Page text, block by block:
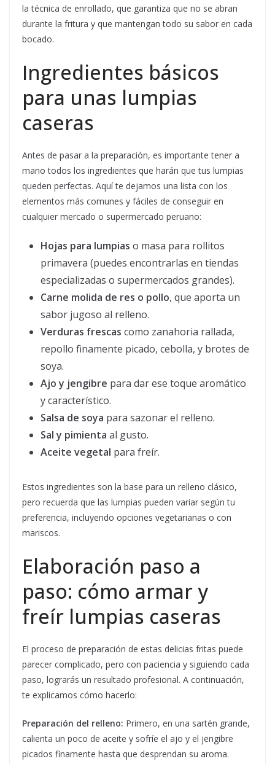
la técnica de enrollado, que garantiza que no se abran
durante la fritura y que mantengan todo su sabor en cada
bocado.
Ingredientes básicos
para unas lumpias
caseras
Antes de pasar a la preparación, es importante tener a
mano todos los ingredientes que harán que tus lumpias
queden perfectas. Aquí te dejamos una lista con los
elementos más comunes y fáciles de conseguir en
cualquier mercado o supermercado peruano:
Hojas para lumpias o masa para rollitos
primavera (puedes encontrarlas en tiendas
especializadas o supermercados grandes).
Carne molida de res o pollo, que aporta un
sabor jugoso al relleno.
Verduras frescas como zanahoria rallada,
repollo finamente picado, cebolla, y brotes de
soya.
Ajo y jengibre para dar ese toque aromático
y característico.
Salsa de soya para sazonar el relleno.
Sal y pimienta al gusto.
Aceite vegetal para freír.
Estos ingredientes son la base para un relleno clásico,
pero recuerda que las lumpias pueden variar según tu
preferencia, incluyendo opciones vegetarianas o con
mariscos.
Elaboración paso a
paso: cómo armar y
freír lumpias caseras
El proceso de preparación de estas delicias fritas puede
parecer complicado, pero con paciencia y siguiendo cada
paso, lograrás un resultado profesional. A continuación,
te explicamos cómo hacerlo:
Preparación del relleno: Primero, en una sartén grande,
calienta un poco de aceite y sofríe el ajo y el jengibre
picados finamente hasta que desprendan su aroma.